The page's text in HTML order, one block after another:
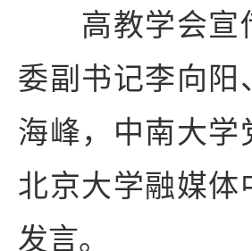
高教学会宣
委副书记李向
海峰，中南大
北京大学融媒
发言。